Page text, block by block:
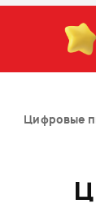
Цифровые